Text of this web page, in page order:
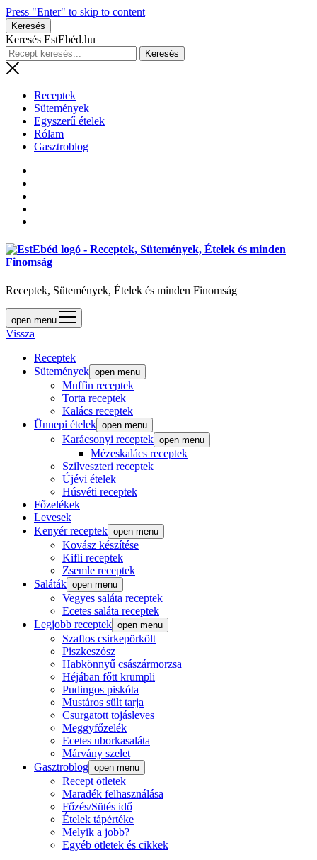
Press "Enter" to skip to content
Keresés
Keresés EstEbéd.hu
Receptek
Sütemények
Egyszerű ételek
Rólam
Gasztroblog
Receptek, Sütemények, Ételek és minden Finomság
open menu
Vissza
Receptek
Sütemények open menu
Muffin receptek
Torta receptek
Kalács receptek
Ünnepi ételek open menu
Karácsonyi receptek open menu
Mézeskalács receptek
Szilveszteri receptek
Újévi ételek
Húsvéti receptek
Főzelékek
Levesek
Kenyér receptek open menu
Kovász készítése
Kifli receptek
Zsemle receptek
Saláták open menu
Vegyes saláta receptek
Ecetes saláta receptek
Legjobb receptek open menu
Szaftos csirkepörkölt
Piszkeszósz
Habkönnyű császármorzsa
Héjában főtt krumpli
Pudingos piskóta
Mustáros sült tarja
Csurgatott tojásleves
Meggyfőzelék
Ecetes uborkasaláta
Márvány szelet
Gasztroblog open menu
Recept ötletek
Maradék felhasználása
Főzés/Sütés idő
Ételek tápértéke
Melyik a jobb?
Egyéb ötletek és cikkek